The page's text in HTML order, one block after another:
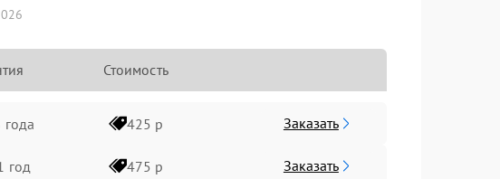
Стоимость
года 425 р Заказать
год 475 р Заказать